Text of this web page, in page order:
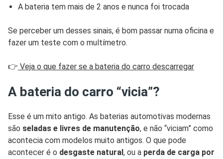
A bateria tem mais de 2 anos e nunca foi trocada
Se perceber um desses sinais, é bom passar numa oficina e
fazer um teste com o multímetro.
👉 Veja o que fazer se a bateria do carro descarregar
A bateria do carro “vicia”?
Esse é um mito antigo. As baterias automotivas modernas
são seladas e livres de manutenção, e não “viciam” como
acontecia com modelos muito antigos. O que pode
acontecer é o desgaste natural, ou a perda de carga por